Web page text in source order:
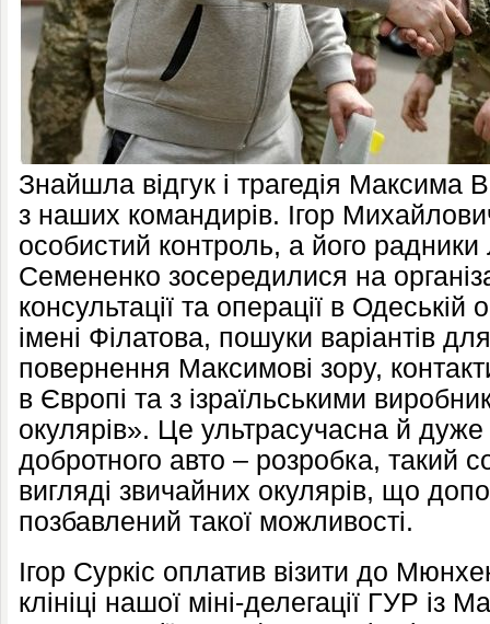
Знайшла відгук і трагедія Максима
з наших командирів. Ігор
особистий контроль, а його радники
Семененко зосередилися на
консультації та операції в Одеській
імені Філатова, пошуки варіантів
повернення Максимові зору,
в Європі та з ізраїльськими
окулярів». Це ультрасучасна й дуже
добротного авто – розробка, такий
вигляді звичайних окулярів, що
позбавлений такої можливості.
Ігор Суркіс оплатив візити до
клініці нашої міні-делегації ГУР із